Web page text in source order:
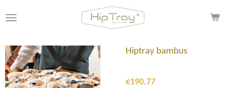
to
content
Hiptray bambus
€190.77